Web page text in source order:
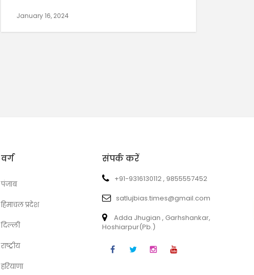
January 16, 2024
वर्ग
पंजाब
हिमाचल प्रदेश
दिल्ली
राष्ट्रीय
हरियाणा
संपर्क करें
+91-9316130112 , 9855557452
satlujbias.times@gmail.com
Adda Jhugian , Garhshankar,
Hoshiarpur(Pb.)